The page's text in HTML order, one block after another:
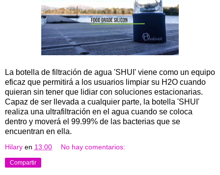
La botella de filtración de agua 'SHUI' viene como un equipo
eficaz que permitirá a los usuarios limpiar su H2O cuando
quieran sin tener que lidiar con soluciones estacionarias.
Capaz de ser llevada a cualquier parte, la botella 'SHUI'
realiza una ultrafiltración en el agua cuando se coloca
dentro y moverá el 99.99% de las bacterias que se
encuentran en ella.
Hilary en 13:00 No hay comentarios:
Compartir